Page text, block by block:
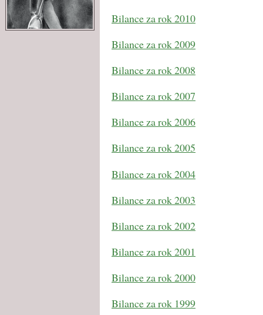
Bilance za rok 2010
Bilance za rok 2009
Bilance za rok 2008
Bilance za rok 2007
Bilance za rok 2006
Bilance za rok 2005
Bilance za rok 2004
Bilance za rok 2003
Bilance za rok 2002
Bilance za rok 2001
Bilance za rok 2000
Bilance za rok 1999